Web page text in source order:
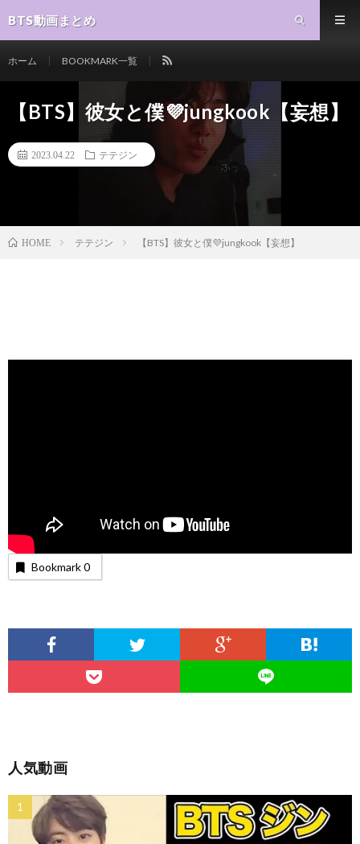
BTS動画まとめ
ホーム BOOKMARK一覧
【BTS】彼女と僕💜jungkook【妄想】
2023.04.22 テテジン
HOME テテジン 【BTS】彼女と僕💜jungkook【妄想】
Bookmark0
人気動画